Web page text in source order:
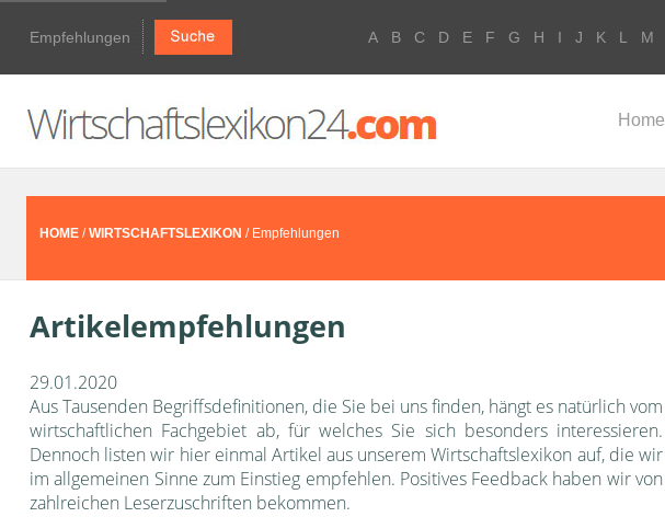
Empfehlungen A B C D E F G H I J K L M
Home
HOME /WIRTSCHAFTSLEXIKON / Empfehlungen
Artikelempfehlungen
29.01.2020
Aus Tausenden Begriffsdefinitionen, die Sie bei uns finden, hängt es natürlich vom
wirtschaftlichen Fachgebiet ab, für welches Sie sich besonders interessieren.
Dennoch listen wir hier einmal Artikel aus unserem Wirtschaftslexikon auf, die wir
im allgemeinen Sinne zum Einstieg empfehlen. Positives Feedback haben wir von
zahlreichen Leserzuschriften bekommen.